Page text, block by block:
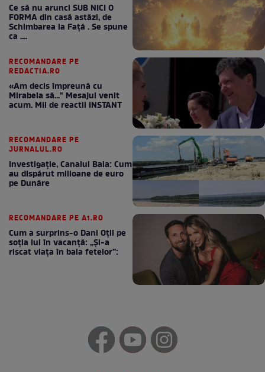
Ce să nu arunci SUB NICI O
FORMA din casă astăzi, de
Schimbarea la Față . Se spune
ca ....
RECOMANDARE PE
REDACTIA.RO
«Am decis împreună cu
Mirabela să..." Mesajul venit
acum. Mii de reactii INSTANT
RECOMANDARE PE
JURNALUL.RO
Investigație, Canalul Bala: Cum
au dispărut milioane de euro
pe Dunăre
RECOMANDARE PE A1.RO
Cum a surprins-o Dani Oțil pe
soția lui în vacanță: „Și-a
riscat viața în baia fetelor”: